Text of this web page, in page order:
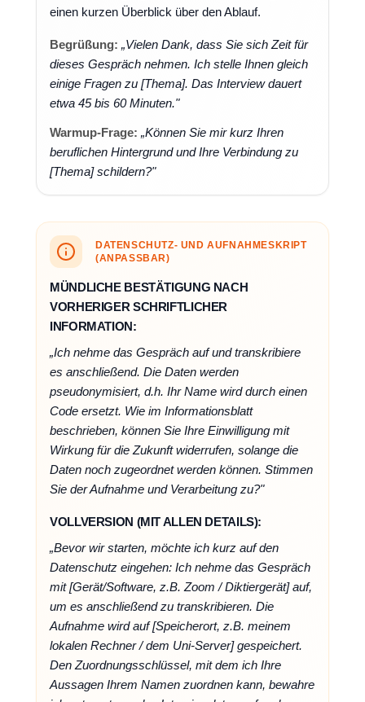
einen kurzen Überblick über den Ablauf.
Begrüßung: „Vielen Dank, dass Sie sich Zeit für
dieses Gespräch nehmen. Ich stelle Ihnen gleich
einige Fragen zu [Thema]. Das Interview dauert
etwa 45 bis 60 Minuten."
Warmup-Frage: „Können Sie mir kurz Ihren
beruflichen Hintergrund und Ihre Verbindung zu
[Thema] schildern?"
DATENSCHUTZ- UND AUFNAHMESKRIPT
(ANPASSBAR)
MÜNDLICHE BESTÄTIGUNG NACH
VORHERIGER SCHRIFTLICHER
INFORMATION:
„Ich nehme das Gespräch auf und transkribiere
es anschließend. Die Daten werden
pseudonymisiert, d.h. Ihr Name wird durch einen
Code ersetzt. Wie im Informationsblatt
beschrieben, können Sie Ihre Einwilligung mit
Wirkung für die Zukunft widerrufen, solange die
Daten noch zugeordnet werden können. Stimmen
Sie der Aufnahme und Verarbeitung zu?"
VOLLVERSION (MIT ALLEN DETAILS):
„Bevor wir starten, möchte ich kurz auf den
Datenschutz eingehen: Ich nehme das Gespräch
mit [Gerät/Software, z.B. Zoom / Diktiergerät] auf,
um es anschließend zu transkribieren. Die
Aufnahme wird auf [Speicherort, z.B. meinem
lokalen Rechner / dem Uni-Server] gespeichert.
Den Zuordnungsschlüssel, mit dem ich Ihre
Aussagen Ihrem Namen zuordnen kann, bewahre